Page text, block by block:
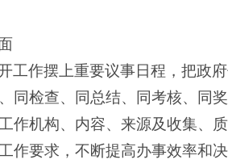
工作摆上重要议事日程，把政
同检查、同总结、同考核、同
作机构、内容、来源及收集、
作要求，不断提高办事效率和